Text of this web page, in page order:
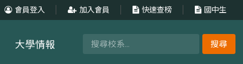
會員登入 加入會員 快速查榜 國中生
搜尋
大學情報